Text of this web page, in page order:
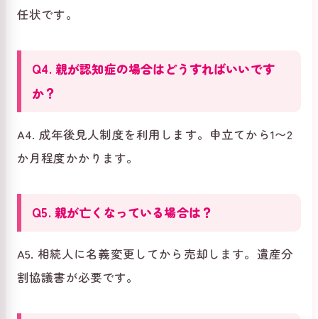
任状です。
Q4. 親が認知症の場合はどうすればいいです
か？
A4. 成年後見人制度を利用します。申立てから1〜2
か月程度かかります。
Q5. 親が亡くなっている場合は？
A5. 相続人に名義変更してから売却します。遺産分
割協議書が必要です。